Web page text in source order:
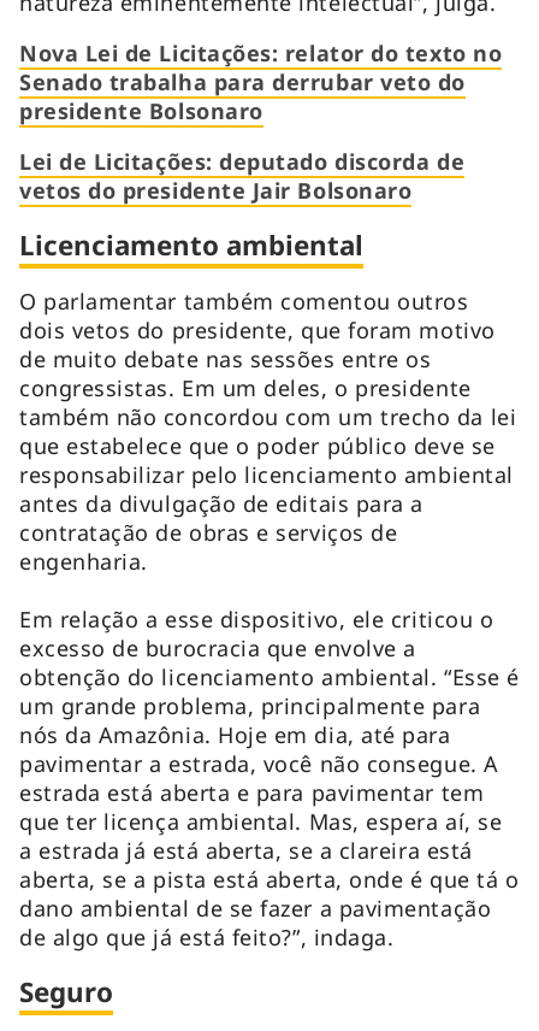
Nova Lei de Licitações: relator do texto no
Senado trabalha para derrubar veto do
presidente Bolsonaro
Lei de Licitações: deputado discorda de
vetos do presidente Jair Bolsonaro
Licenciamento ambiental
O parlamentar também comentou outros
dois vetos do presidente, que foram motivo
de muito debate nas sessões entre os
congressistas. Em um deles, o presidente
também não concordou com um trecho da lei
que estabelece que o poder público deve se
responsabilizar pelo licenciamento ambiental
antes da divulgação de editais para a
contratação de obras e serviços de
engenharia.
Em relação a esse dispositivo, ele criticou o
excesso de burocracia que envolve a
obtenção do licenciamento ambiental. “Esse é
um grande problema, principalmente para
nós da Amazônia. Hoje em dia, até para
pavimentar a estrada, você não consegue. A
estrada está aberta e para pavimentar tem
que ter licença ambiental. Mas, espera aí, se
a estrada já está aberta, se a clareira está
aberta, se a pista está aberta, onde é que tá o
dano ambiental de se fazer a pavimentação
de algo que já está feito?”, indaga.
Seguro